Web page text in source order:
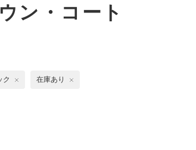
ン・コート
ク 在庫あり